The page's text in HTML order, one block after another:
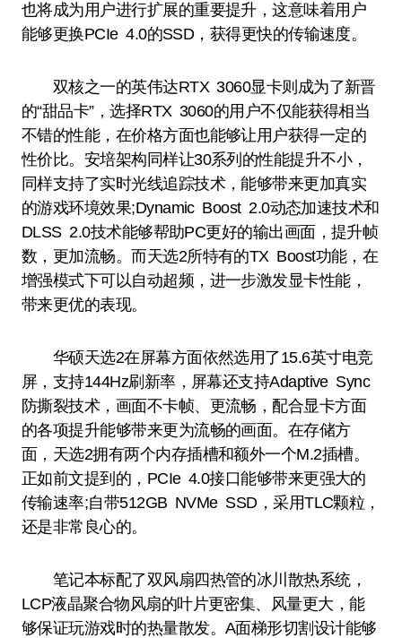
也将成为用户进行扩展的重要提升，这意味着用户
能够更换PCIe 4.0的SSD，获得更快的传输速度。
双核之一的英伟达RTX 3060显卡则成为了新晋
的“甜品卡”，选择RTX 3060的用户不仅能获得相当
不错的性能，在价格方面也能够让用户获得一定的
性价比。安培架构同样让30系列的性能提升不小，
同样支持了实时光线追踪技术，能够带来更加真实
的游戏环境效果;Dynamic Boost 2.0动态加速技术和
DLSS 2.0技术能够帮助PC更好的输出画面，提升帧
数，更加流畅。而天选2所特有的TX Boost功能，在
增强模式下可以自动超频，进一步激发显卡性能，
带来更优的表现。
华硕天选2在屏幕方面依然选用了15.6英寸电竞
屏，支持144Hz刷新率，屏幕还支持Adaptive Sync
防撕裂技术，画面不卡帧、更流畅，配合显卡方面
的各项提升能够带来更为流畅的画面。在存储方
面，天选2拥有两个内存插槽和额外一个M.2插槽。
正如前文提到的，PCIe 4.0接口能够带来更强大的
传输速率;自带512GB NVMe SSD，采用TLC颗粒，
还是非常良心的。
笔记本标配了双风扇四热管的冰川散热系统，
LCP液晶聚合物风扇的叶片更密集、风量更大，能
够保证玩游戏时的热量散发。A面梯形切割设计能够